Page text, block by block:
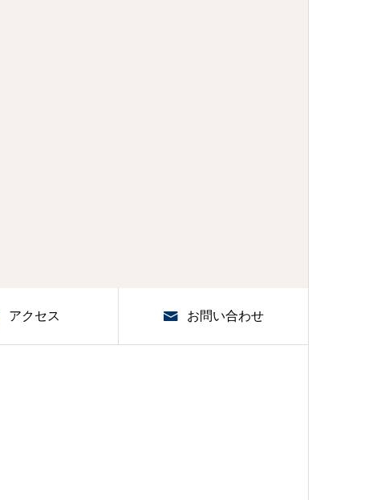
アクセス お問い合わせ